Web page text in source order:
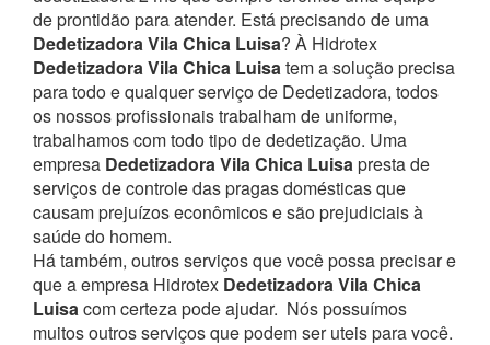
de prontidão para atender. Está precisando de uma
Dedetizadora Vila Chica Luisa? À Hidrotex
Dedetizadora Vila Chica Luisatem a solução precisa
para todo e qualquer serviço de Dedetizadora, todos
os nossos profissionais trabalham de uniforme,
trabalhamos com todo tipo de dedetização. Uma
empresa Dedetizadora Vila Chica Luisapresta de
serviços de controle das pragas domésticas que
causam prejuízos econômicos e são prejudiciais à
saúde do homem.
Há também, outros serviços que você possa precisar e
que a empresa Hidrotex Dedetizadora Vila Chica
Luisacom certeza pode ajudar. Nós possuímos
muitos outros serviços que podem ser uteis para você.